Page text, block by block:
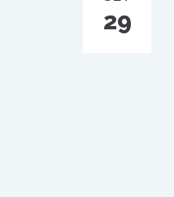
29